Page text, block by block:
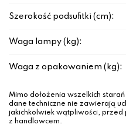
Szerokość podsufitki (cm):
Waga lampy (kg):
Waga z opakowaniem (kg):
Mimo dołożenia wszelkich
dane techniczne nie zawierają
jakichkolwiek wątpliwości, przed
z handlowcem.